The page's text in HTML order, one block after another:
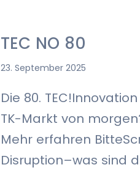
TEC NO 80
23. September 2025
Die 80.
TK-Markt von
Mehr erfahren
Disruption–was sind